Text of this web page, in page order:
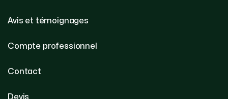
Avis et témoignages
Compte professionnel
Contact
Devis